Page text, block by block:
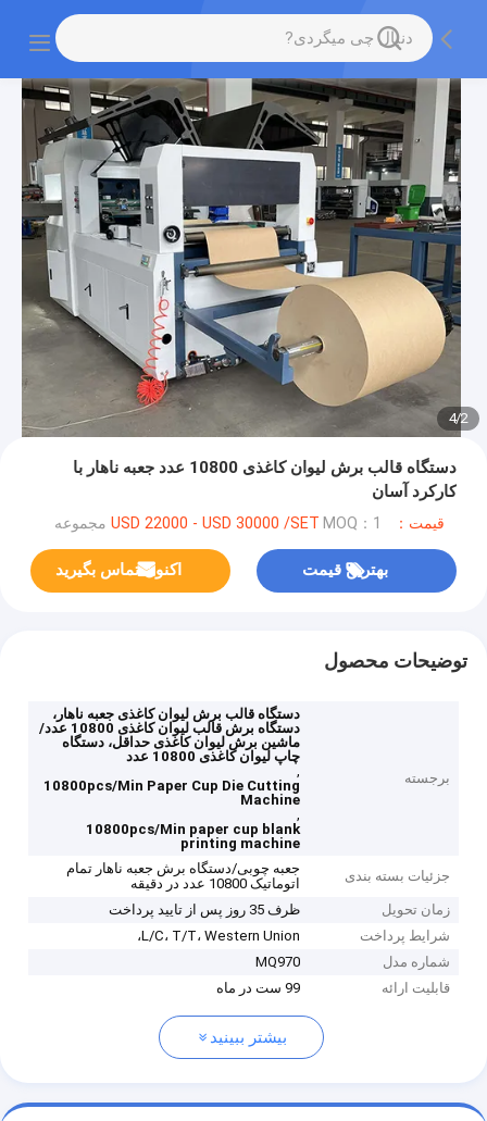
2
/
4
دستگاه قالب برش لیوان کاغذی 10800 عدد جعبه ناهار با
کارکرد آسان
قیمت：USD 22000 - USD 30000 /SET MOQ：1 مجموعه
بهترین قیمت اکنون تماس بگیرید
توضیحات محصول
برجسته
دستگاه قالب برش لیوان کاغذی جعبه ناهار،
دستگاه برش قالب لیوان کاغذی 10800 عدد/
ماشین برش لیوان کاغذی حداقل، دستگاه
چاپ لیوان کاغذی 10800 عدد
,
10800pcs/Min Paper Cup Die Cutting
Machine
,
10800pcs/Min paper cup blank
printing machine
جزئیات بسته بندی
جعبه چوبی/دستگاه برش جعبه ناهار تمام
اتوماتیک 10800 عدد در دقیقه
زمان تحویل
ظرف 35 روز پس از تایید پرداخت
شرایط پرداخت
L/C، T/T، Western Union،
شماره مدل
MQ970
قابلیت ارائه
99 ست در ماه
بیشتر ببینید